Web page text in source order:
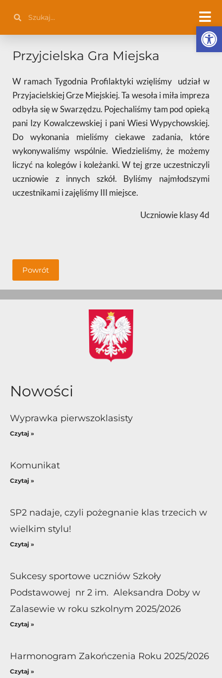
treści
Przyjcielska Gra Miejska
W ramach Tygodnia Profilaktyki wzięliśmy udział w
Przyjacielskiej Grze Miejskiej. Ta wesoła i miła impreza
odbyła się w Swarzędzu. Pojechaliśmy tam pod opieką
pani Izy Kowalczewskiej i pani Wiesi Wypychowskiej.
Do wykonania mieliśmy ciekawe zadania, które
wykonywaliśmy wspólnie. Wiedzieliśmy, że możemy
liczyć na kolegów i koleżanki. W tej grze uczestniczyli
uczniowie z innych szkół. Byliśmy najmłodszymi
uczestnikami i zajęliśmy III miejsce.
Uczniowie klasy 4d
Powrót
Nowości
Wyprawka pierwszoklasisty
Czytaj »
Komunikat
Czytaj »
SP2 nadaje, czyli pożegnanie klas trzecich w
wielkim stylu!
Czytaj »
Sukcesy sportowe uczniów Szkoły
Podstawowej nr 2 im. Aleksandra Doby w
Zalasewie w roku szkolnym 2025/2026
Czytaj »
Harmonogram Zakończenia Roku 2025/2026
Czytaj »